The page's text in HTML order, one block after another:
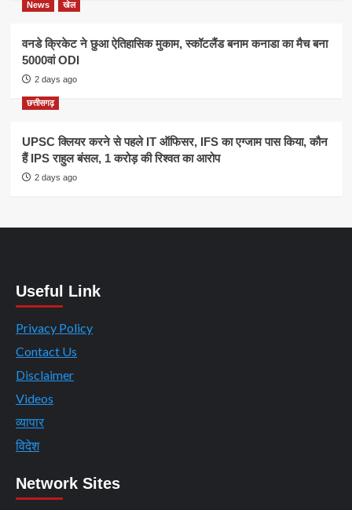
News खेल
वनडे क्रिकेट ने छुआ ऐतिहासिक मुकाम, स्कॉटलैंड बनाम कनाडा का मैच बना
5000वां ODI
2 days ago
छत्तीसगढ़
UPSC क्लियर करने से पहले IT ऑफिसर, IFS का एग्जाम पास किया, कौन
हैं IPS राहुल बंसल, 1 करोड़ की रिश्वत का आरोप
2 days ago
Useful Link
Privacy Policy
Contact Us
Disclaimer
Videos
व्यापार
विदेश
Network Sites